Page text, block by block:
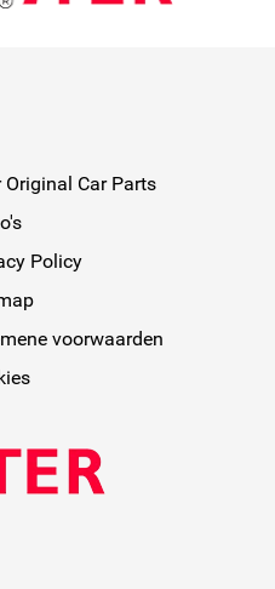
Original Car Parts
Policy
voorwaarden